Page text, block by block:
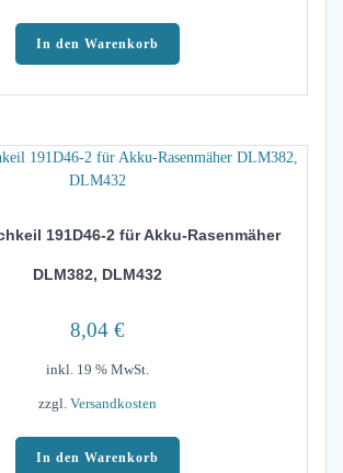
In den Warenkorb
191D46-2 für Akku-Rasenmäher
DLM382, DLM432
8,04 €
inkl. 19 % MwSt.
zzgl. Versandkosten
In den Warenkorb